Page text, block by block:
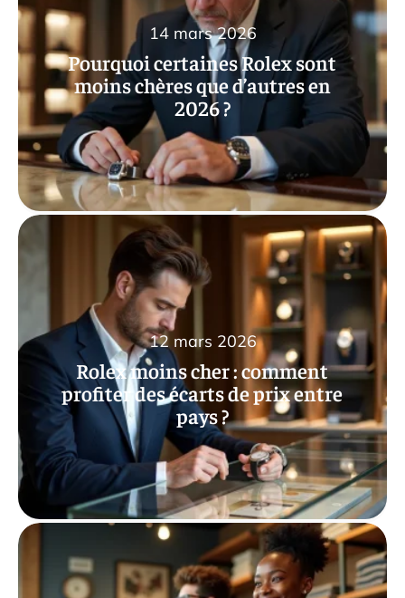
Pourquoi certaines Rolex sont
moins chères que d’autres en
2026 ?
14 mars 2026
Rolex moins cher : comment
profiter des écarts de prix entre
pays ?
12 mars 2026